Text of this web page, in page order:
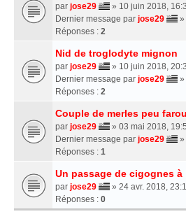
par jose29
» 10 juin 2018,
Dernier message par jose29 »
Réponses : 2
Nid de troglodyte mignon
par jose29
» 10 juin 2018,
Dernier message par jose29 »
Réponses : 2
Couple de merles peu
par jose29
» 03 mai 2018,
Dernier message par jose29 »
Réponses : 1
Un passage de cigognes à
par jose29
» 24 avr. 2018,
Réponses : 0